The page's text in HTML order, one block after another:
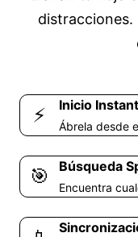
distracciones.
⚡ Inicio
Ábrela desde
🎯 Búsqueda
Encuentra